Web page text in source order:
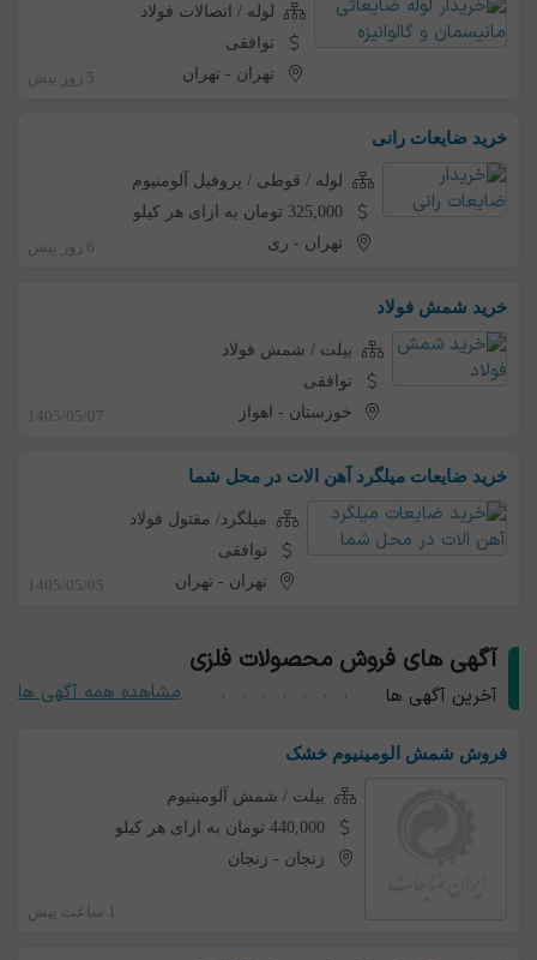
لوله / اتصالات فولاد
توافقی
تهران - تهران 5 روز پیش
خرید ضایعات رانی
لوله / قوطی / پروفیل آلومنیوم
325,000 تومان به ازای هر کیلو
تهران - ری 6 روز پیش
خرید شمش فولاد
بیلت / شمش فولاد
توافقی
خوزستان - اهواز 1405/05/07
خرید ضایعات میلگرد آهن الات در محل شما
میلگرد/ مفتول فولاد
توافقی
تهران -تهران 1405/05/05
آگهی های فروش محصولات فلزی
آخرین آگهی ها مشاهده همه آگهی ها
فروش شمش الومینیوم خشک
بیلت / شمش آلومینیوم
440,000 تومان به ازای هر کیلو
زنجان - زنجان
1 ساعت پیش